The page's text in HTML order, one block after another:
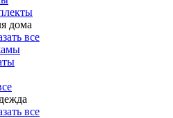
дома
все
все